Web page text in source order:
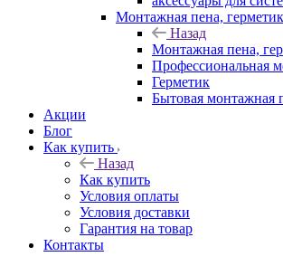
Монтажная пена,
Назад
Монтажная пена,
Профессиональная
Герметик
Бытовая монтажная
Акции
Блог
Как купить
Назад
Как купить
Условия оплаты
Условия доставки
Гарантия на товар
Контакты